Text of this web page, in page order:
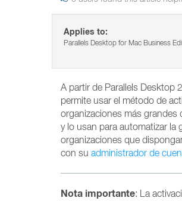
Applies to:
Parallels Desktop for Mac Business
A partir de Parallels Desktop
permite usar el método de
organizaciones más grandes
y lo usan para automatizar la
organizaciones que
con su administrador de
Nota importante: La